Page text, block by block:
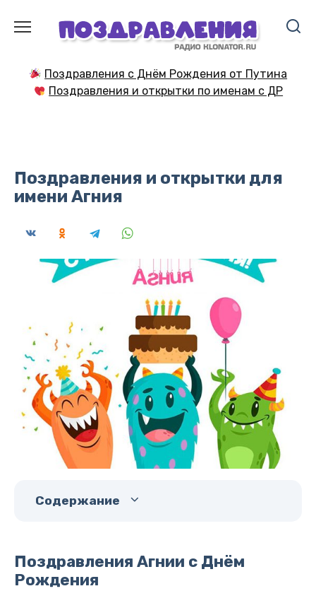
содержанию
Поздравления с Днём Рождения от Путина
Поздравления и открытки по именам с ДР
Поздравления и открытки для
имени Агния
Содержание
Поздравления Агнии с Днём
Рождения